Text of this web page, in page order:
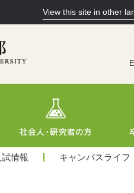
View this site in other
試情報 キャンパスライフ